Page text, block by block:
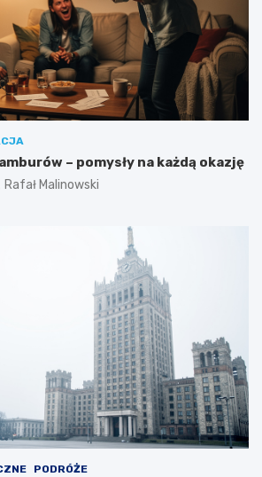
– pomysły na każdą okazję
Rafał Malinowski
PODRÓŻE